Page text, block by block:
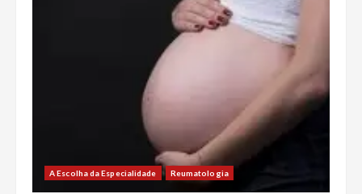
A Escolha da Especialidade Reumatologia